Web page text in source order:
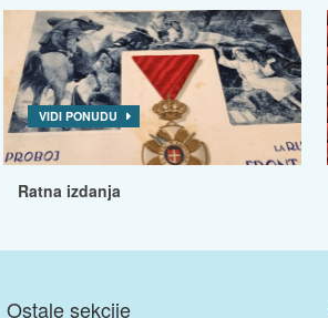
VIDI PONUDU
Ratna izdanja
Ostale sekcije